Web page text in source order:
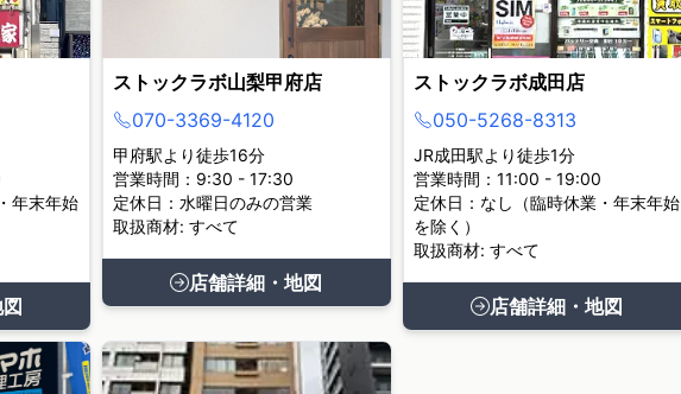
年末年始
ストックラボ山梨甲府店
070-3369-4120
甲府駅より徒歩16分
営業時間：9:30 - 17:30
定休日：水曜日のみの営業
取扱商材: すべて
店舗詳細・地図
ストックラボ成田店
050-5268-8313
JR成田駅より徒歩1分
営業時間：11:00 - 19:00
定休日：なし（臨時休業・年末年始
を除く）
取扱商材: すべて
店舗詳細・地図